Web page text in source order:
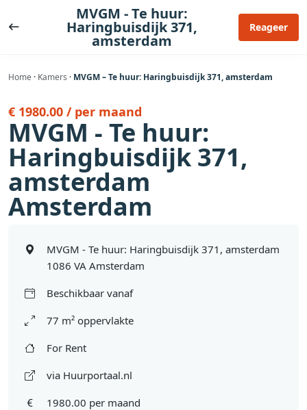
naar
MVGM - Te huur:
Haringbuisdijk 371,
amsterdam
Reageer
Home · Kamers · MVGM – Te huur: Haringbuisdijk 371, amsterdam
€ 1980.00 / per maand
MVGM - Te huur:
Haringbuisdijk 371,
amsterdam
Amsterdam
MVGM - Te huur: Haringbuisdijk 371, amsterdam
1086 VA Amsterdam
Beschikbaar vanaf
77 m² oppervlakte
For Rent
via Huurportaal.nl
1980.00 per maand